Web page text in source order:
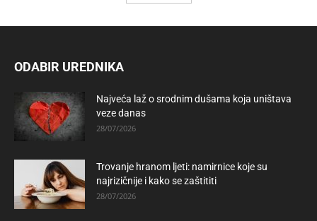
ODABIR UREDNIKA
Najveća laž o srodnim dušama koja uništava
veze danas
28/07/2026
Trovanje hranom ljeti: namirnice koje su
najrizičnije i kako se zaštititi
28/07/2026